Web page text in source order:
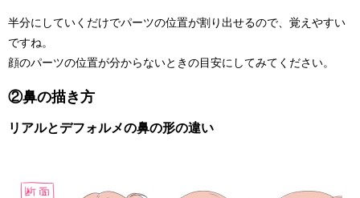
半分にしていくだけでパーツの位置が割り出せるので、覚えやすい
ですね。
顔のパーツの位置が分からないときの目安にしてみてください。
②鼻の描き方
リアルとデフォルメの鼻の形の違い